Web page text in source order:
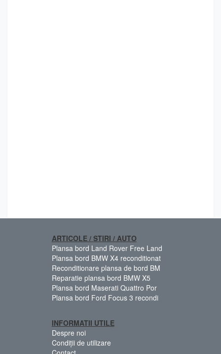
ARTICOLE / STIRI / AUTO
Plansa bord Land Rover Free Land
Plansa bord BMW X4 reconditionat
Reconditionare plansa de bord BM
Reparatie plansa bord BMW X5
Plansa bord Maserati Quattro Por
Plansa bord Ford Focus 3 recondi
INFORMATII UTILE
Despre noi
Condiții de utilizare